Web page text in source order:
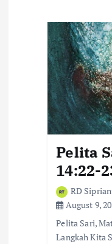
Pelita
14:22-
RD
August 9,
Pelita Sari,
Langkah Kita